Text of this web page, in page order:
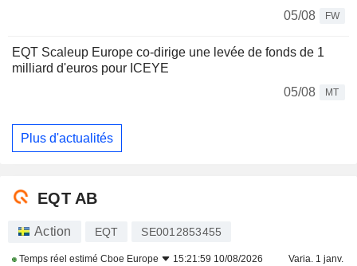
05/08
FW
EQT Scaleup Europe co-dirige une levée de fonds de 1
milliard d'euros pour ICEYE
05/08
MT
Plus d'actualités
EQT AB
Action EQT SE0012853455
Temps réel estimé Cboe Europe 15:21:59 10/08/2026 Varia. 1 janv.